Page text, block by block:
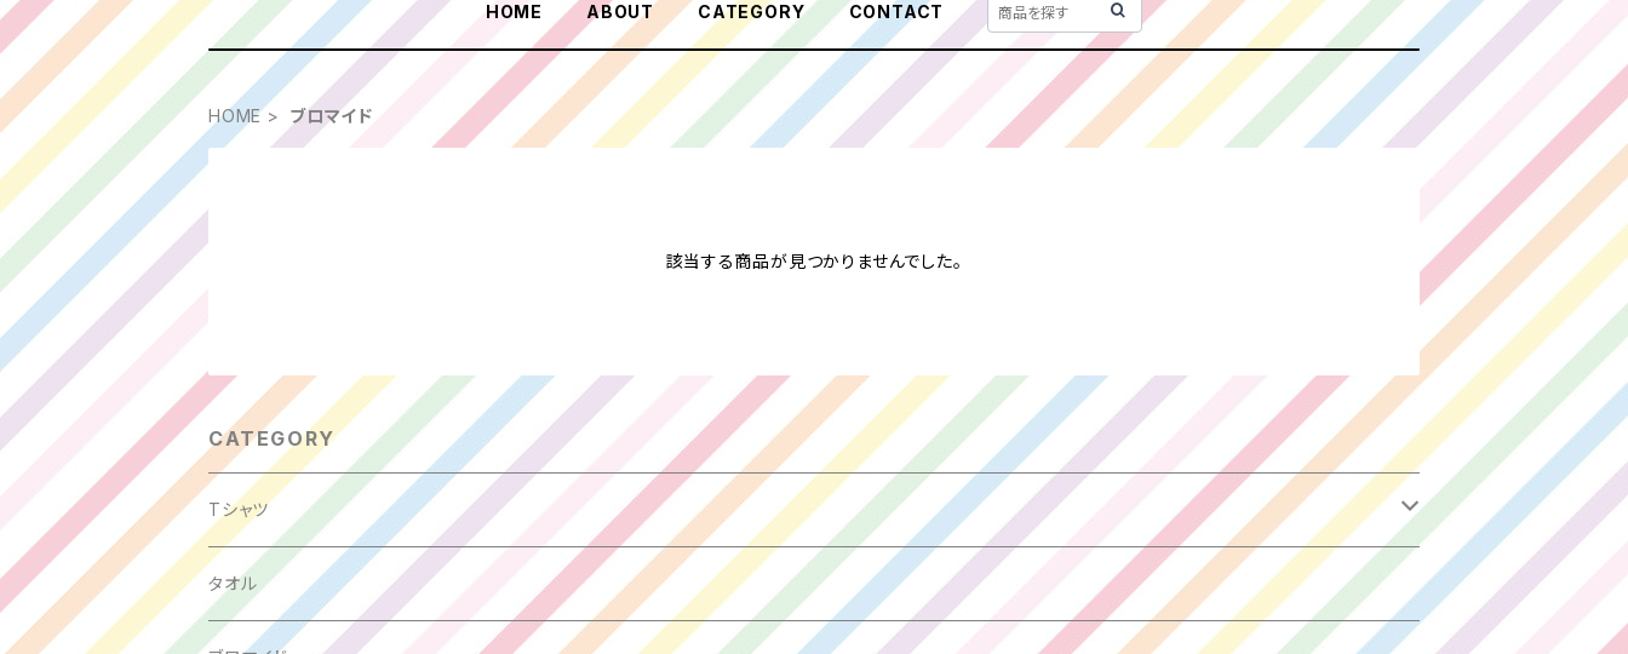
HOME ABOUT CATEGORY CONTACT
HOME ブロマイド
該当する商品が見つかりませんでした。
CATEGORY
Tシャツ
箱推し
タオル